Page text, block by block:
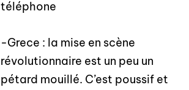
téléphone
-Grece : la mise en scène
révolutionnaire est un peu un
pétard mouillé. C’est poussif et